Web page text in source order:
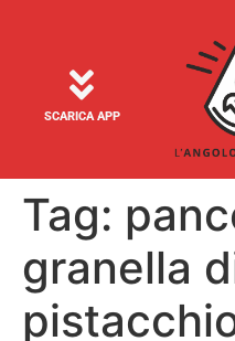
SCARICA APP
Tag:
granella